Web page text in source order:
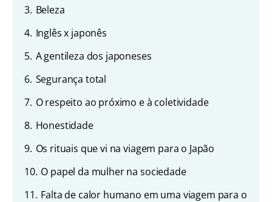
3. Beleza
4. Inglês x japonês
5. A gentileza dos japoneses
6. Segurança total
7. O respeito ao próximo e à coletividade
8. Honestidade
9. Os rituais que vi na viagem para o Japão
10. O papel da mulher na sociedade
11. Falta de calor humano em uma viagem para o